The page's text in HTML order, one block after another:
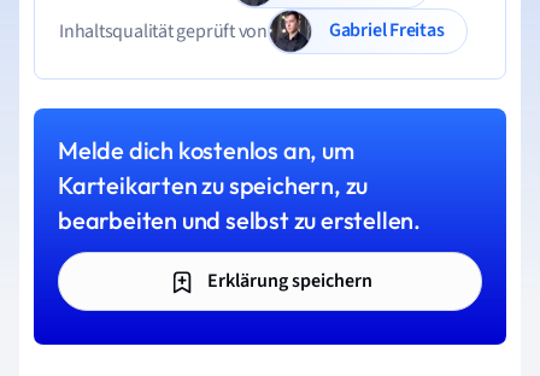
Inhaltsqualität geprüft von
Gabriel Freitas
Melde dich kostenlos an, um
Karteikarten zu speichern, zu
bearbeiten und selbst zu erstellen.
Erklärung speichern